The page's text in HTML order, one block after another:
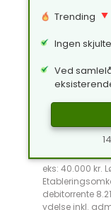
Trending
Ingen
Ved
eks: 40.000 kr.
debitorrente
ydelse inkl.